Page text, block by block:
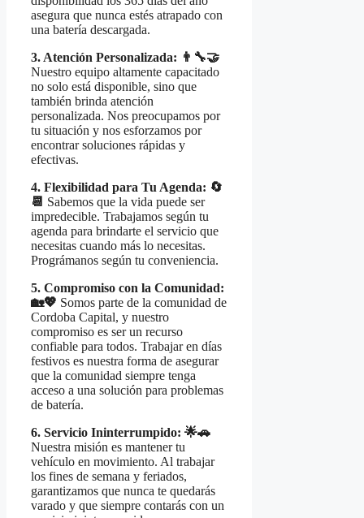
asegura que nunca estés atrapado con
una batería descargada.
3. Atención Personalizada: 👨‍🔧🤝
Nuestro equipo altamente capacitado
no solo está disponible, sino que
también brinda atención
personalizada. Nos preocupamos por
tu situación y nos esforzamos por
encontrar soluciones rápidas y
efectivas.
4. Flexibilidad para Tu Agenda: 🔄
📆 Sabemos que la vida puede ser
impredecible. Trabajamos según tu
agenda para brindarte el servicio que
necesitas cuando más lo necesitas.
Prográmanos según tu conveniencia.
5. Compromiso con la Comunidad:
🏡💖 Somos parte de la comunidad de
Cordoba Capital, y nuestro
compromiso es ser un recurso
confiable para todos. Trabajar en días
festivos es nuestra forma de asegurar
que la comunidad siempre tenga
acceso a una solución para problemas
de batería.
6. Servicio Ininterrumpido: 🌟🚗
Nuestra misión es mantener tu
vehículo en movimiento. Al trabajar
los fines de semana y feriados,
garantizamos que nunca te quedarás
varado y que siempre contarás con un